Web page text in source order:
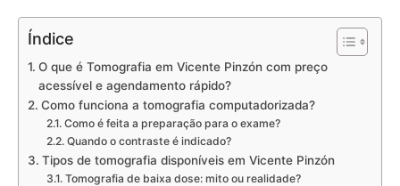
Índice
O que é Tomografia em Vicente Pinzón com preço
acessível e agendamento rápido?
Como funciona a tomografia computadorizada?
Como é feita a preparação para o exame?
Quando o contraste é indicado?
Tipos de tomografia disponíveis em Vicente Pinzón
Tomografia de baixa dose: mito ou realidade?